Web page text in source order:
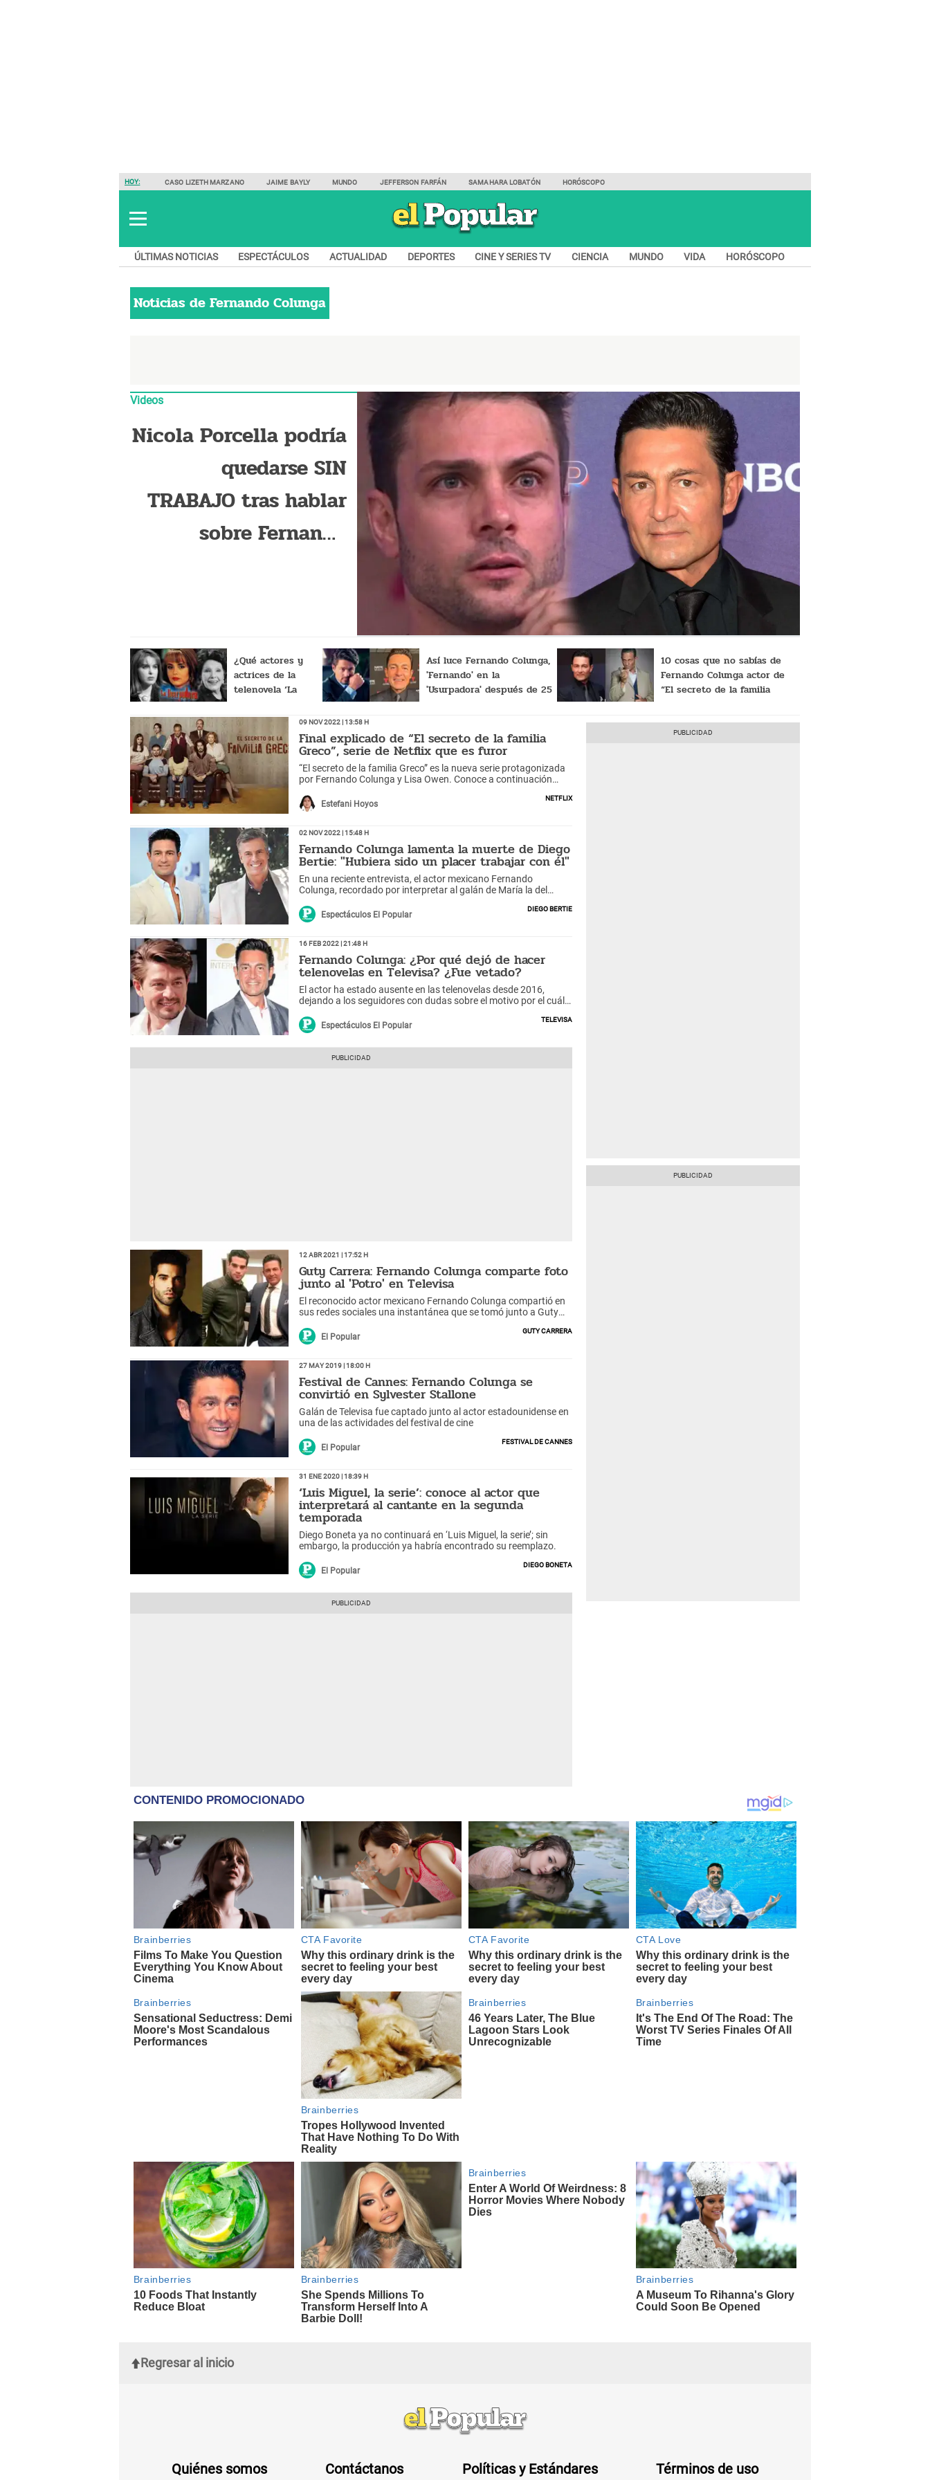
HOY: CASO LIZETH MARZANO JAIME BAYLY MUNDO JEFFERSON FARFÁN SAMAHARA LOBATÓN HORÓSCOPO
ÚLTIMAS NOTICIAS ESPECTÁCULOS ACTUALIDAD DEPORTES CINE Y SERIES TV CIENCIA MUNDO VIDA HORÓSCOPO
Noticias deFernando Colunga
Videos
Nicola Porcella podría
quedarse SIN
TRABAJO tras hablar
sobre Fernando
¿Qué actores y
actrices de la
telenovela ‘La
fallecieron?
Así luce Fernando Colunga,
'Fernando' en la
'Usurpadora' después de 25
10 cosas que no sabías de
Fernando Colunga actor de
“El secreto de la familia
09 Nov 2022 | 13:58 h
Final explicado de “El secreto de la familia
Greco”, serie de Netflix que es furor
“El secreto de la familia Greco” es la nueva serie protagonizada
por Fernando Colunga y Lisa Owen. Conoce a continuación
Estefani Hoyos
Netflix
02 Nov 2022 | 15:48 h
Fernando Colunga lamenta la muerte de Diego
Bertie: "Hubiera sido un placer trabajar con él"
En una reciente entrevista, el actor mexicano Fernando
Colunga, recordado por interpretar al galán de María la del
Espectáculos El Popular
Diego Bertie
16 Feb 2022 | 21:48 h
Fernando Colunga: ¿Por qué dejó de hacer
telenovelas en Televisa? ¿Fue vetado?
El actor ha estado ausente en las telenovelas desde 2016,
dejando a los seguidores con dudas sobre el motivo por el cuál
Espectáculos El Popular
Televisa
12 Abr 2021 | 17:52 h
Guty Carrera: Fernando Colunga comparte foto
junto al 'Potro' en Televisa
El reconocido actor mexicano Fernando Colunga compartió en
sus redes sociales una instantánea que se tomó junto a Guty
El Popular
Guty Carrera
27 May 2019 | 18:00 h
Festival de Cannes: Fernando Colunga se
convirtió en Sylvester Stallone
Galán de Televisa fue captado junto al actor estadounidense en
una de las actividades del festival de cine
El Popular
Festival de Cannes
31 Ene 2020 | 18:39 h
‘Luis Miguel, la serie’: conoce al actor que
interpretará al cantante en la segunda
temporada
Diego Boneta ya no continuará en ‘Luis Miguel, la serie’; sin
embargo, la producción ya habría encontrado su reemplazo.
El Popular
Diego Boneta
Regresar al inicio
Quiénes somos Contáctanos Políticas y Estándares Términos de uso